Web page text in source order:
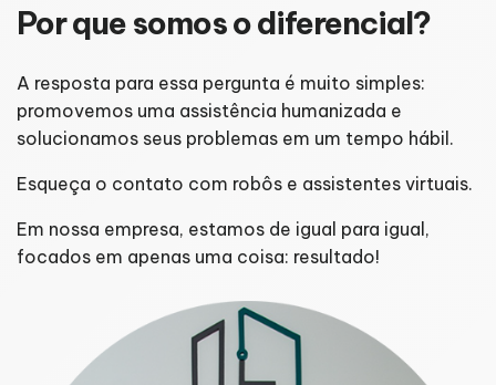
Por que somos o diferencial?
A resposta para essa pergunta é muito simples:
promovemos uma assistência humanizada e
solucionamos seus problemas em um tempo hábil.
Esqueça o contato com robôs e assistentes virtuais.
Em nossa empresa, estamos de igual para igual,
focados em apenas uma coisa: resultado!